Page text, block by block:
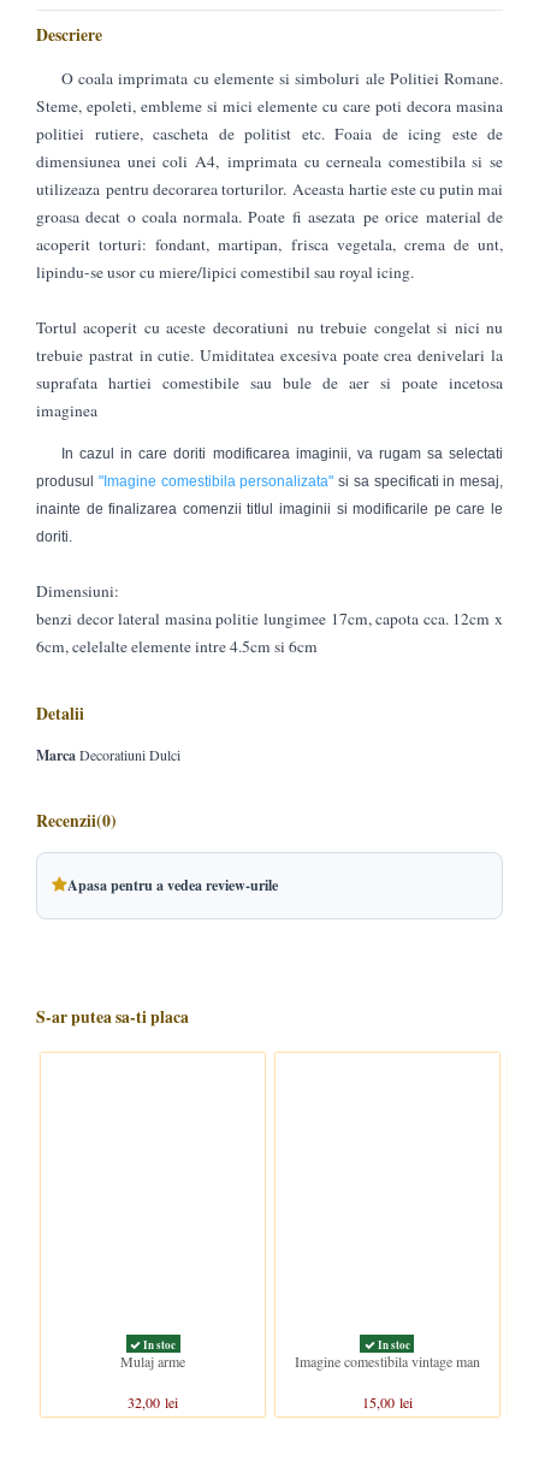
Descriere
O coala imprimata cu elemente si simboluri ale Politiei Romane.
Steme, epoleti, embleme si mici elemente cu care poti decora masina
politiei rutiere, cascheta de politist etc. Foaia de icing este de
dimensiunea unei coli A4, imprimata cu cerneala comestibila si se
utilizeaza pentru decorarea torturilor. Aceasta hartie este cu putin mai
groasa decat o coala normala. Poate fi asezata pe orice material de
acoperit torturi: fondant, martipan, frisca vegetala, crema de unt,
lipindu-se usor cu miere/lipici comestibil sau royal icing.
Tortul acoperit cu aceste decoratiuni nu trebuie congelat si nici nu
trebuie pastrat in cutie. Umiditatea excesiva poate crea denivelari la
suprafata hartiei comestibile sau bule de aer si poate incetosa
imaginea
In cazul in care doriti modificarea imaginii, va rugam sa selectati
produsul "Imagine comestibila personalizata" si sa specificati in mesaj,
inainte de finalizarea comenzii titlul imaginii si modificarile pe care le
doriti.
Dimensiuni:
benzi decor lateral masina politie lungimee 17cm, capota cca. 12cm x
6cm, celelalte elemente intre 4.5cm si 6cm
Detalii
MarcaDecoratiuni Dulci
Recenzii(0)
Apasa pentru a vedea review-urile
S-ar putea sa-ti placa
In stoc
Mulaj arme
32,00 lei
In stoc
Imagine comestibila vintage man
15,00 lei